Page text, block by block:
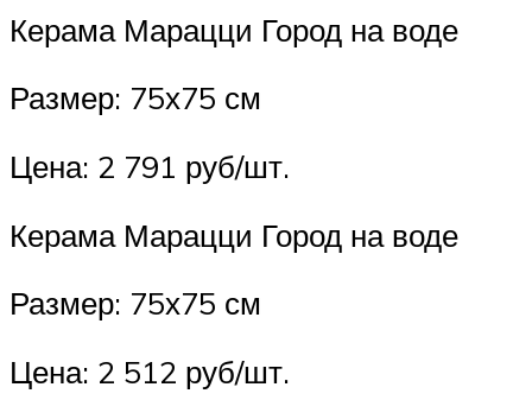
Керама Марацци Город на воде
Размер: 75х75 см
Цена: 2 791 руб/шт.
Керама Марацци Город на воде
Размер: 75х75 см
Цена: 2 512 руб/шт.